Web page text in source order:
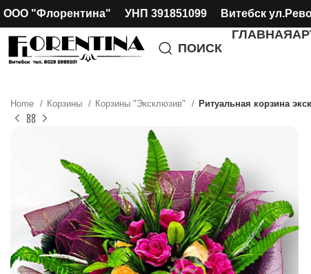
ООО "Флорентина" УНП 391851099 Витебск
ПОИСК
ГЛАВНАЯ
Home Корзины Корзины "Эксклюзив" Ритуальная корзина